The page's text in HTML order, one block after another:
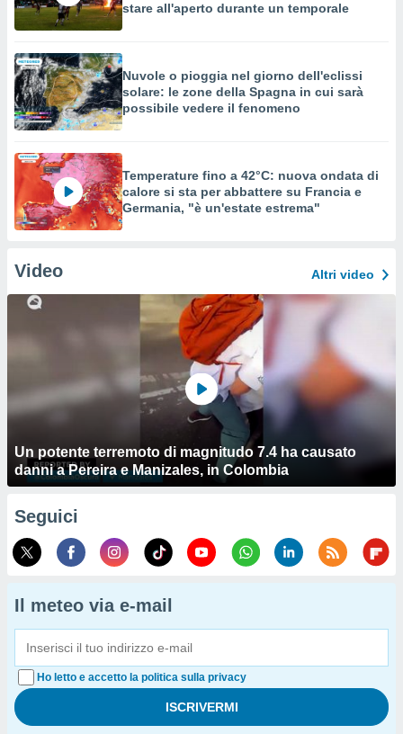
stare all'aperto durante un temporale
Nuvole o pioggia nel giorno dell'eclissi
solare: le zone della Spagna in cui sarà
possibile vedere il fenomeno
Temperature fino a 42°C: nuova ondata di
calore si sta per abbattere su Francia e
Germania, "è un'estate estrema"
Video Altri video
Un potente terremoto di magnitudo 7.4 ha causato
danni a Pereira e Manizales, in Colombia
Seguici
Il meteo via e-mail
Ho letto e accetto la politica sulla privacy